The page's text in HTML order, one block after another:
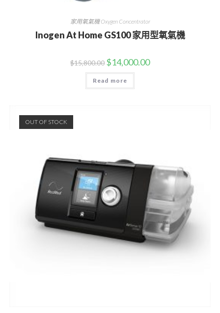
家用氧氣機 Oxygen Concentrator
Inogen At Home GS100 家用型氧氣機
$15,800.00 $14,000.00
Read more
OUT OF STOCK